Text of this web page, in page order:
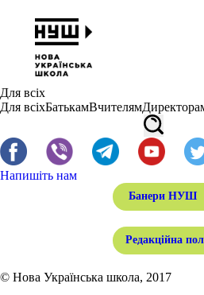
Для всіх
Для всіхБатькамВчителям
Напишіть нам
Банери НУШ
Редакційна
© Нова Українська школа, 2017